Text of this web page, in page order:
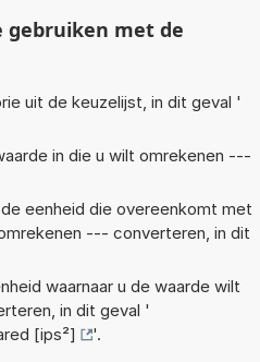
gebruiken met de
uit de keuzelijst, in dit geval '
in die u wilt omrekenen ---
eenheid die overeenkomt met
--- converteren, in dit
waarnaar u de waarde wilt
in dit geval '
[ips²]
'.